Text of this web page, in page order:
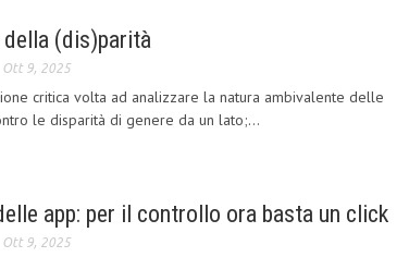
(dis)parità
Ott 9, 2025
critica volta ad analizzare la natura ambivalente delle
le disparità di genere da un lato;...
app: per il controllo ora basta un click
Ott 9, 2025